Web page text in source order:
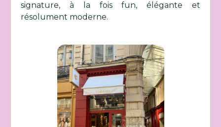
signature, à la fois fun, élégante et
résolument moderne.